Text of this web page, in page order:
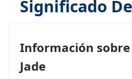
Significado
Información
Jade